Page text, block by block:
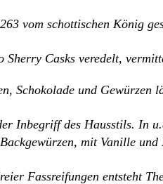
vom schottischen König
Sherry Casks veredelt,
Schokolade und Gewürzen
Inbegriff des Hausstils. In
mit Vanille
Fassreifungen entsteht